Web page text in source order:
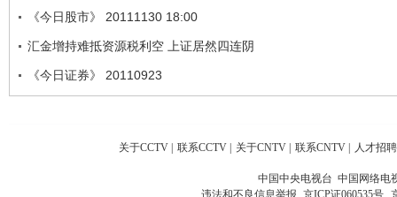
《今日股市》 20111130 18:00
汇金增持难抵资源税利空 上证居然四连阴
《今日证券》 20110923
关于CCTV | 联系CCTV | 关于CNTV | 联系CNTV | 人才招聘
中国中央电视台 中国网络电
违法和不良信息举报 京ICP证060535号